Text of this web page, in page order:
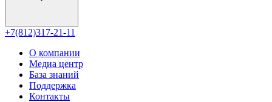
+7(812)317-21-11
О компании
Медиа центр
База знаний
Поддержка
Контакты